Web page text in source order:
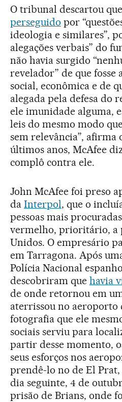
O tribunal descartou
perseguido por
ideologia e similares”,
alegações verbais” do
não havia surgido
revelador” de que fosse
social, econômica e de
alegada pela defesa do
ele imunidade alguma,
leis do mesmo modo
sem relevância”, afirma
últimos anos, McAfee
complô contra ele.
John McAfee foi preso
da Interpol, que o
pessoas mais
vermelho, prioritário, a
Unidos. O empresário
em Tarragona. Após
Polícia Nacional
descobriram que havia
de onde retornou em
aterrissou no aeroporto
fotografia que ele
sociais serviu para
partir desse momento,
seus esforços nos
prendê-lo no de El Prat,
dia seguinte, 4 de
prisão de Brians, onde